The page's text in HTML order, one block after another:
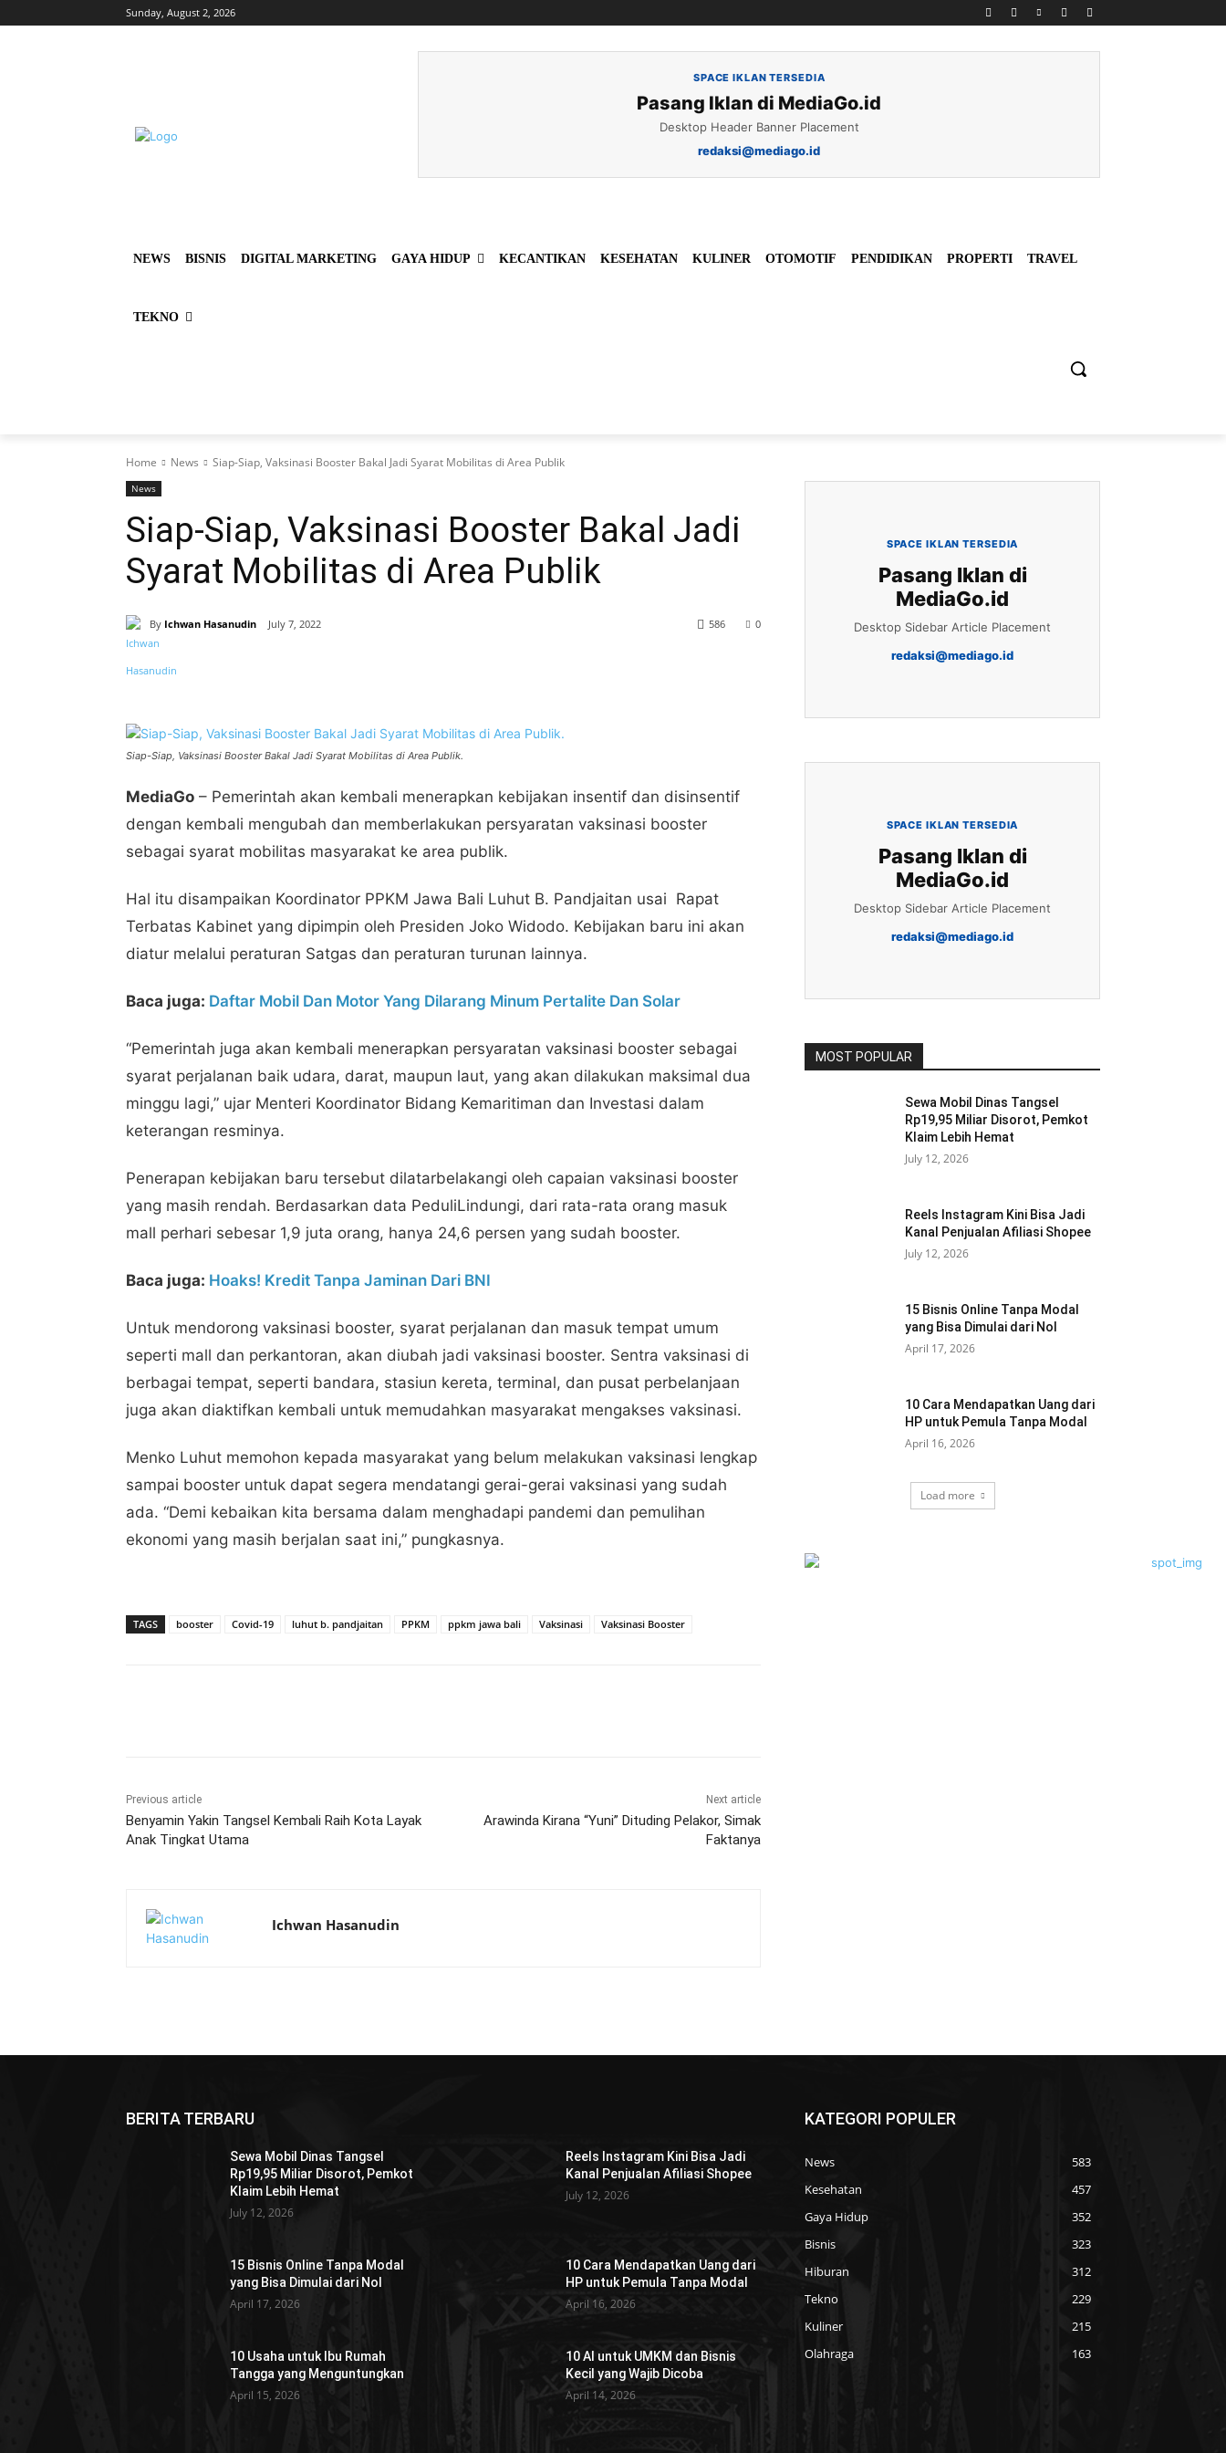
Sunday, August 2, 2026
SPACE IKLAN TERSEDIA
Pasang Iklan di MediaGo.id
Desktop Header Banner Placement
redaksi@mediago.id
NEWS BISNIS DIGITAL MARKETING GAYA HIDUP KECANTIKAN KESEHATAN KULINER OTOMOTIF PENDIDIKAN PROPERTI TRAVEL
TEKNO
Home News Siap-Siap, Vaksinasi Booster Bakal Jadi Syarat Mobilitas di Area Publik
News
Siap-Siap, Vaksinasi Booster Bakal Jadi
Syarat Mobilitas di Area Publik
By Ichwan Hasanudin July 7, 2022 0
586
Share
Siap-Siap, Vaksinasi Booster Bakal Jadi Syarat Mobilitas di Area Publik.
MediaGo – Pemerintah akan kembali menerapkan kebijakan insentif dan disinsentif
dengan kembali mengubah dan memberlakukan persyaratan vaksinasi booster
sebagai syarat mobilitas masyarakat ke area publik.
Hal itu disampaikan Koordinator PPKM Jawa Bali Luhut B. Pandjaitan usai Rapat
Terbatas Kabinet yang dipimpin oleh Presiden Joko Widodo. Kebijakan baru ini akan
diatur melalui peraturan Satgas dan peraturan turunan lainnya.
Baca juga: Daftar Mobil Dan Motor Yang Dilarang Minum Pertalite Dan Solar
“Pemerintah juga akan kembali menerapkan persyaratan vaksinasi booster sebagai
syarat perjalanan baik udara, darat, maupun laut, yang akan dilakukan maksimal dua
minggu lagi,” ujar Menteri Koordinator Bidang Kemaritiman dan Investasi dalam
keterangan resminya.
Penerapan kebijakan baru tersebut dilatarbelakangi oleh capaian vaksinasi booster
yang masih rendah. Berdasarkan data PeduliLindungi, dari rata-rata orang masuk
mall perhari sebesar 1,9 juta orang, hanya 24,6 persen yang sudah booster.
Baca juga: Hoaks! Kredit Tanpa Jaminan Dari BNI
Untuk mendorong vaksinasi booster, syarat perjalanan dan masuk tempat umum
seperti mall dan perkantoran, akan diubah jadi vaksinasi booster. Sentra vaksinasi di
berbagai tempat, seperti bandara, stasiun kereta, terminal, dan pusat perbelanjaan
juga akan diaktifkan kembali untuk memudahkan masyarakat mengakses vaksinasi.
Menko Luhut memohon kepada masyarakat yang belum melakukan vaksinasi lengkap
sampai booster untuk dapat segera mendatangi gerai-gerai vaksinasi yang sudah
ada. “Demi kebaikan kita bersama dalam menghadapi pandemi dan pemulihan
ekonomi yang masih berjalan saat ini,” pungkasnya.
TAGS booster Covid-19 luhut b. pandjaitan PPKM ppkm jawa bali Vaksinasi Vaksinasi Booster
Previous article
Benyamin Yakin Tangsel Kembali Raih Kota Layak
Anak Tingkat Utama
Next article
Arawinda Kirana “Yuni” Dituding Pelakor, Simak
Faktanya
Ichwan Hasanudin
SPACE IKLAN TERSEDIA
Pasang Iklan di
MediaGo.id
Desktop Sidebar Article Placement
redaksi@mediago.id
SPACE IKLAN TERSEDIA
Pasang Iklan di
MediaGo.id
Desktop Sidebar Article Placement
redaksi@mediago.id
MOST POPULAR
Sewa Mobil Dinas Tangsel
Rp19,95 Miliar Disorot, Pemkot
Klaim Lebih Hemat
July 12, 2026
Reels Instagram Kini Bisa Jadi
Kanal Penjualan Afiliasi Shopee
July 12, 2026
15 Bisnis Online Tanpa Modal
yang Bisa Dimulai dari Nol
April 17, 2026
10 Cara Mendapatkan Uang dari
HP untuk Pemula Tanpa Modal
April 16, 2026
Load more
BERITA TERBARU
Sewa Mobil Dinas Tangsel
Rp19,95 Miliar Disorot, Pemkot
Klaim Lebih Hemat
July 12, 2026
Reels Instagram Kini Bisa Jadi
Kanal Penjualan Afiliasi Shopee
July 12, 2026
15 Bisnis Online Tanpa Modal
yang Bisa Dimulai dari Nol
April 17, 2026
10 Cara Mendapatkan Uang dari
HP untuk Pemula Tanpa Modal
April 16, 2026
10 Usaha untuk Ibu Rumah
Tangga yang Menguntungkan
April 15, 2026
10 AI untuk UMKM dan Bisnis
Kecil yang Wajib Dicoba
April 14, 2026
KATEGORI POPULER
News
583
Kesehatan
457
Gaya Hidup
352
Bisnis
323
Hiburan
312
Tekno
229
Kuliner
215
Olahraga
163